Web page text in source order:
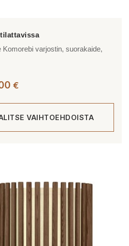
Komorebi varjostin, suorakaide,
€
VAIHTOEHDOISTA